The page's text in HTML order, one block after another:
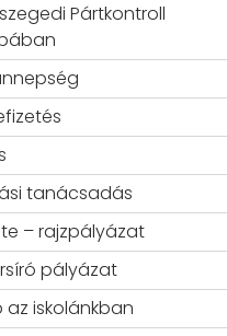
Pártkontroll
tanácsadás
– rajzpályázat
pályázat
iskolánkban